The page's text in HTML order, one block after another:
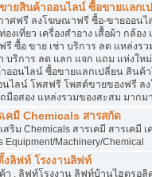
ายสินค้าออนไลน์ ซื้อขายแลกเ
าศฟรี ลงโฆษณาฟรี ซื้อ-ขายออน
องเที่ยว เครื่องสำอาง เสื้อผ้า กล้อ
ซื้อ ขาย เช่า บริการ ลด แหล่งร
บริการ ลด แลก แจก แถม แห่งให
อนไลน์ ซื้อขายแลกเปลี่ยน สินค้า
นไลน์ โพสฟรี โพสต์ขายของฟรี
อสอง แหล่งรวมของสะสม มากม
คมี Chemicals สารสกัด
ม Chemicals สารเคมี สารเคมี
Equipment/Machinery/Chemical
ลิฟท์ โรงงานลิฟท์
, ลิฟท์โรงงาน ลิฟท์บ้านไฮดรอลิ